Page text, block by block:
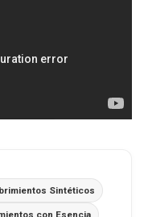
Sintéticos
con Esencia